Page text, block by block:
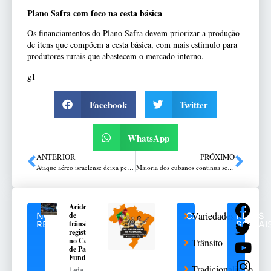
Plano Safra com foco na cesta básica
Os financiamentos do Plano Safra devem priorizar a produção
de itens que compõem a cesta básica, com mais estímulo para
produtores rurais que abastecem o mercado interno.
g1
Facebook Twitter
WhatsApp
ANTERIOR
Ataque aéreo israelense deixa pelo menos nove mortos em Gaza, incluindo jornalistas
PRÓXIMO
Maioria dos cubanos continua sem energia elétrica
NOTÍCIAS
RELACIONADAS
Acidente
de
trânsito
registrado
no Centro
de Passo
Fundo
CATEGORIAS
Variedades
Trânsito
REDES